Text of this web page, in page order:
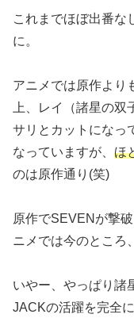
これまでほぼ出番な
に。
アニメでは原作より
上、レイ（諸星の
サリとカットになっ
なっていますが、 ほ
のは原作通り(笑)
原作でSEVENが撃
ニメでは今のところ
いやー、やっぱり
JACKの活躍を完全